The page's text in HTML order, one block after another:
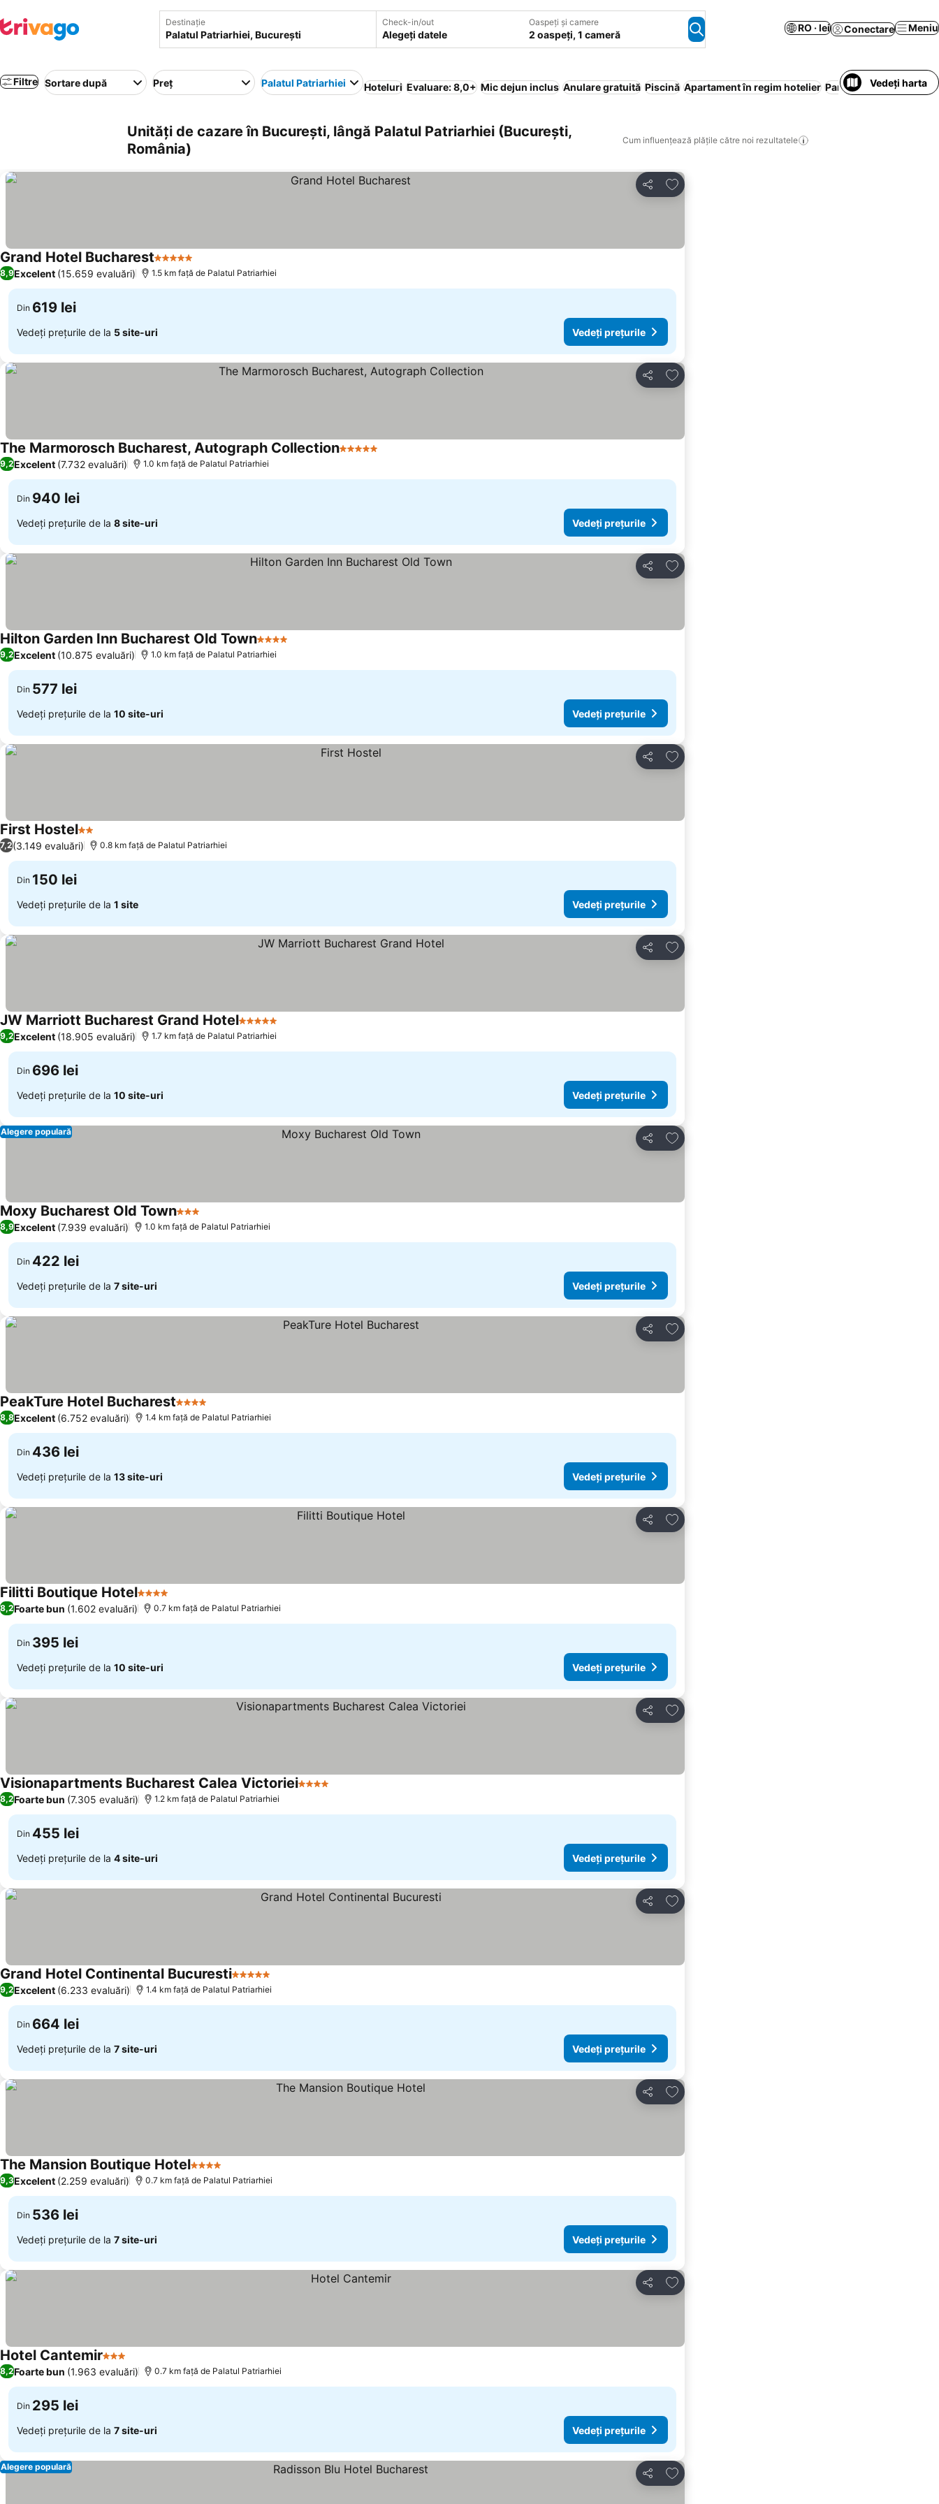
Destinație Check-in/out
Alegeți datele
Oaspeți și camere
2 oaspeți, 1 cameră
RO · lei Conectare Meniu
Filtre Sortare după Preț Palatul Patriarhiei Hoteluri Evaluare: 8,0+ Mic dejun inclus Anulare gratuită Piscină Apartament în regim hotelier Parcare Aer
Vedeți harta
Unități de cazare în București, lângă Palatul Patriarhiei (București,
România)
Cum influențează plățile către noi rezultatele
Distribuiți
Adăugaţi la favorite
Grand Hotel Bucharest5 Stele
8,9Excelent (15.659 evaluări) 1.5 km faţă de Palatul Patriarhiei
Din 619 lei
Vedeți prețurile de la 5 site-uri Vedeți prețurile
Distribuiți
Adăugaţi la favorite
The Marmorosch Bucharest, Autograph Collection5 Stele
9,2Excelent (7.732 evaluări) 1.0 km faţă de Palatul Patriarhiei
Din 940 lei
Vedeți prețurile de la 8 site-uri Vedeți prețurile
Distribuiți
Adăugaţi la favorite
Hilton Garden Inn Bucharest Old Town4 Stele
9,2Excelent (10.875 evaluări) 1.0 km faţă de Palatul Patriarhiei
Din 577 lei
Vedeți prețurile de la 10 site-uri Vedeți prețurile
Distribuiți
Adăugaţi la favorite
First Hostel2 Stele
7,2(3.149 evaluări) 0.8 km faţă de Palatul Patriarhiei
Din 150 lei
Vedeți prețurile de la 1 site Vedeți prețurile
Distribuiți
Adăugaţi la favorite
JW Marriott Bucharest Grand Hotel5 Stele
9,2Excelent (18.905 evaluări) 1.7 km faţă de Palatul Patriarhiei
Din 696 lei
Vedeți prețurile de la 10 site-uri Vedeți prețurile
Distribuiți
Adăugaţi la favorite
Alegere populară
Moxy Bucharest Old Town3 Stele
8,9Excelent (7.939 evaluări) 1.0 km faţă de Palatul Patriarhiei
Din 422 lei
Vedeți prețurile de la 7 site-uri Vedeți prețurile
Distribuiți
Adăugaţi la favorite
PeakTure Hotel Bucharest4 Stele
8,8Excelent (6.752 evaluări) 1.4 km faţă de Palatul Patriarhiei
Din 436 lei
Vedeți prețurile de la 13 site-uri Vedeți prețurile
Distribuiți
Adăugaţi la favorite
Filitti Boutique Hotel4 Stele
8,2Foarte bun (1.602 evaluări) 0.7 km faţă de Palatul Patriarhiei
Din 395 lei
Vedeți prețurile de la 10 site-uri Vedeți prețurile
Distribuiți
Adăugaţi la favorite
Visionapartments Bucharest Calea Victoriei4 Stele
8,2Foarte bun (7.305 evaluări) 1.2 km faţă de Palatul Patriarhiei
Din 455 lei
Vedeți prețurile de la 4 site-uri Vedeți prețurile
Distribuiți
Adăugaţi la favorite
Grand Hotel Continental Bucuresti5 Stele
9,2Excelent (6.233 evaluări) 1.4 km faţă de Palatul Patriarhiei
Din 664 lei
Vedeți prețurile de la 7 site-uri Vedeți prețurile
Distribuiți
Adăugaţi la favorite
The Mansion Boutique Hotel4 Stele
9,3Excelent (2.259 evaluări) 0.7 km faţă de Palatul Patriarhiei
Din 536 lei
Vedeți prețurile de la 7 site-uri Vedeți prețurile
Distribuiți
Adăugaţi la favorite
Hotel Cantemir3 Stele
8,2Foarte bun (1.963 evaluări) 0.7 km faţă de Palatul Patriarhiei
Din 295 lei
Vedeți prețurile de la 7 site-uri Vedeți prețurile
Distribuiți
Adăugaţi la favorite
Alegere populară